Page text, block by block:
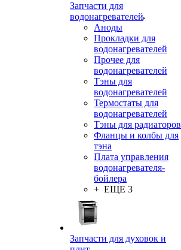
Запчасти для
водонагревателей
Аноды
Прокладки для
водонагревателей
Прочее для
водонагревателей
Тэны для
водонагревателей
Термостаты для
водонагревателей
Тэны для радиаторов
Фланцы и колбы для
тэна
Плата управления
водонагревателя-
бойлера
+ ЕЩЕ 3
Запчасти для духовок и